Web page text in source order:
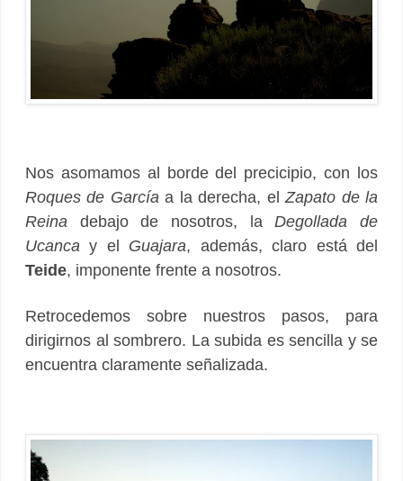
Nos asomamos al borde del precicipio, con los
Roques de García a la derecha, elZapato de la
Reina debajo de nosotros, laDegollada de
Ucanca y el Guajara, además, claro está del
Teide, imponente frente a nosotros.
Retrocedemos sobre nuestros pasos, para
dirigirnos al sombrero. La subida es sencilla y se
encuentra claramente señalizada.